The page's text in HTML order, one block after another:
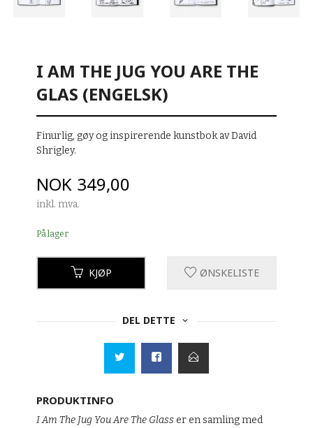
I AM THE JUG YOU ARE THE
GLAS (ENGELSK)
Finurlig, gøy og inspirerende kunstbok av David
Shrigley.
Pris
NOK 349,00
inkl. mva.
På lager
KJØP ØNSKELISTE
DEL DETTE
PRODUKTINFO
I Am The Jug You Are The Glass er en samling med